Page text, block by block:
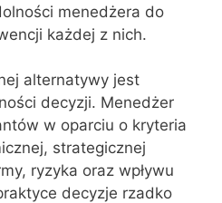
menedżera do
każdej z nich.
alternatywy jest
decyzji. Menedżer
w oparciu o kryteria
strategicznej
ryzyka oraz wpływu
decyzje rzadko